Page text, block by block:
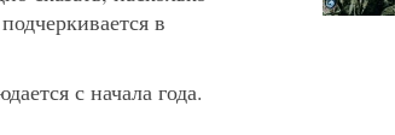
в
с начала года.